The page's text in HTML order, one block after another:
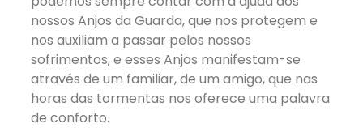
nossos Anjos da Guarda, que nos protegem e
nos auxiliam a passar pelos nossos
sofrimentos; e esses Anjos manifestam-se
através de um familiar, de um amigo, que nas
horas das tormentas nos oferece uma palavra
de conforto.